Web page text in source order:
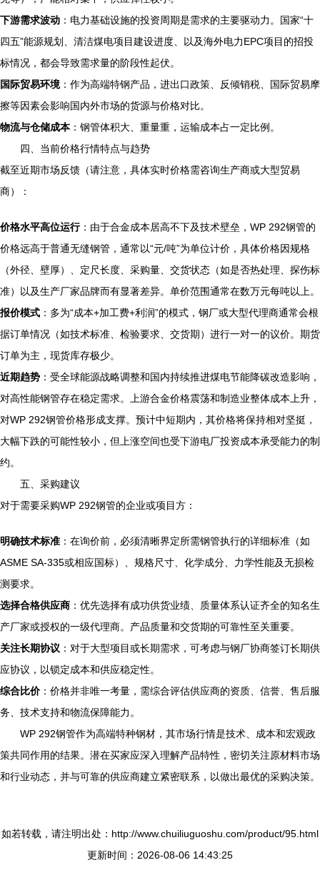
下游需求波动 ：电力基础设施的投资周期是需求的主要驱动力。国家“十
四五”能源规划、清洁煤电项目建设进度、以及海外电力EPC项目的招投
标情况，都会导致需求量的阶段性起伏。
国际贸易环境：作为高端特钢产品，进出口政策、反倾销税、国际贸易摩
擦等因素会影响国内外市场的货源与价格对比。
物流与仓储成本：钢管体积大、重量重，运输成本占一定比例。
四、当前价格行情特点与趋势
截至近期市场反馈（请注意，具体实时价格需咨询生产商或大型贸易
商）：
价格水平高位运行：由于合金成本居高不下及技术壁垒，WP 292钢管的
价格远高于普通无缝钢管，通常以“元/吨”为单位计价，具体价格因规格
（外径、壁厚）、定尺长度、采购量、交货状态（如是否热处理、探伤标
准）以及生产厂家品牌而有显著差异。单价范围通常在数万元每吨以上。
报价模式 ：多为“成本+加工费+利润”的模式，钢厂或大型代理商通常会根
据订单情况（如技术标准、检验要求、交货期）进行一对一的议价。期货
订单为主，现货库存极少。
近期趋势 ：受全球能源战略调整和国内持续推进煤电节能降碳改造影响，
对高性能钢管存在稳定需求。上游合金价格震荡和制造业整体成本上升，
对WP 292钢管价格形成支撑。预计中短期内，其价格将保持相对坚挺，
大幅下跌的可能性较小，但上涨空间也受下游电厂投资成本承受能力的制
约。
五、采购建议
对于需要采购WP 292钢管的企业或项目方：
明确技术标准 ：在询价前，必须清晰界定所需钢管执行的详细标准（如
ASME SA-335或相应国标）、规格尺寸、化学成分、力学性能及无损检
测要求。
选择合格供应商 ：优先选择有成功供货业绩、质量体系认证齐全的知名生
产厂家或授权的一级代理商。产品质量和交货期的可靠性至关重要。
关注长期协议 ：对于大型项目或长期需求，可考虑与钢厂协商签订长期供
应协议，以锁定成本和供应稳定性。
综合比价：价格并非唯一考量，需综合评估供应商的资质、信誉、售后服
务、技术支持和物流保障能力。
WP 292钢管作为高端特种钢材，其市场行情是技术、成本和宏观政
策共同作用的结果。潜在买家应深入理解产品特性，密切关注原材料市场
和行业动态，并与可靠的供应商建立紧密联系，以做出最优的采购决策。
如若转载，请注明出处：http://www.chuiliuguoshu.com/product/95.html
更新时间：2026-08-06 14:43:25